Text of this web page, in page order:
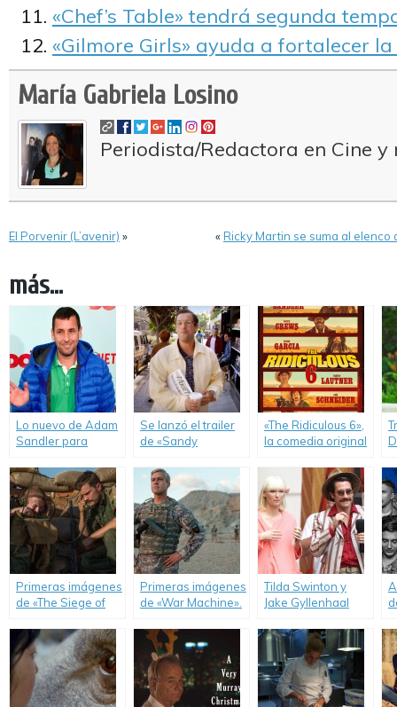
«Chef’s Table» tendrá segunda
«Gilmore Girls» ayuda a fortalecer
María Gabriela Losino
Periodista/Redactora en Cine y
El Porvenir (L’avenir) » «Ricky Martin se suma al elenco
más...
Lo nuevo de Adam
Sandler para
Se lanzó el trailer
de «Sandy
«The Ridiculous 6»,
la comedia original
para Netflix.
Primeras imágenes
de «The Siege of
Primeras imágenes
de «War Machine».
Tilda Swinton y
Jake Gyllenhaal
película original de
Netflix.